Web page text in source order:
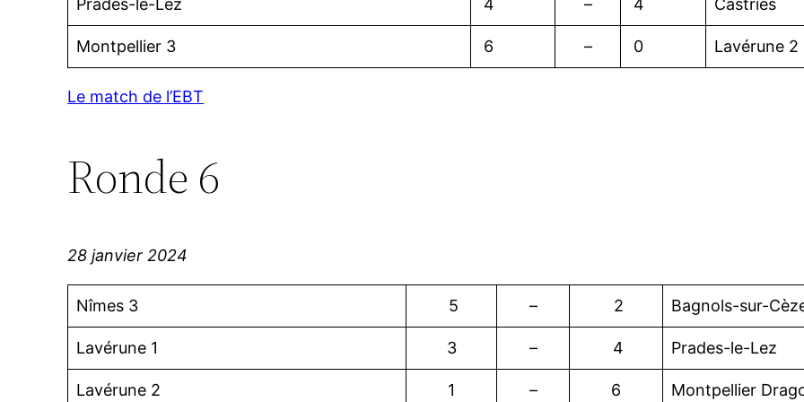
Prades-le-Lez 4 – 4 Castries
Montpellier 3 6 – 0 Lavérune 2
Le match de l’EBT
Ronde 6
28 janvier 2024
Nîmes 3 5 – 2 Bagnols-sur-
Lavérune 1 3 – 4 Prades-le-Lez
Lavérune 2 1 – 6 Montpellier